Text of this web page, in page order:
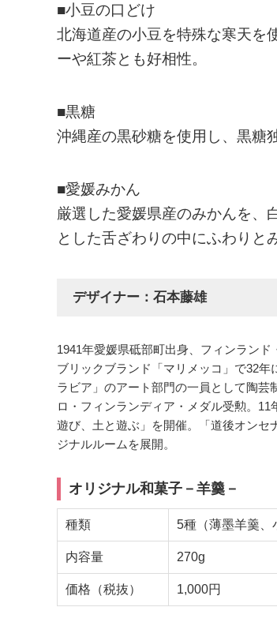
■小豆の口どけ
北海道産の小豆を特殊な寒天を
ーや紅茶とも好相性。
■黒糖
沖縄産の黒砂糖を使用し、黒糖
■愛媛みかん
厳選した愛媛県産のみかんを、
とした舌ざわりの中にふわりと
デザイナー：石本藤雄
1941年愛媛県砥部町出身、フィンラン
ブリックブランド「マリメッコ」で32
ラビア」のアート部門の一員として陶芸
ロ・フィンランディア・メダル受勲。
遊び、土と遊ぶ」を開催。「道後オンセ
ジナルルームを展開。
オリジナル和菓子－羊羹－
種類 5種（薄墨羊羹、
内容量 270g
価格（税抜） 1,000円